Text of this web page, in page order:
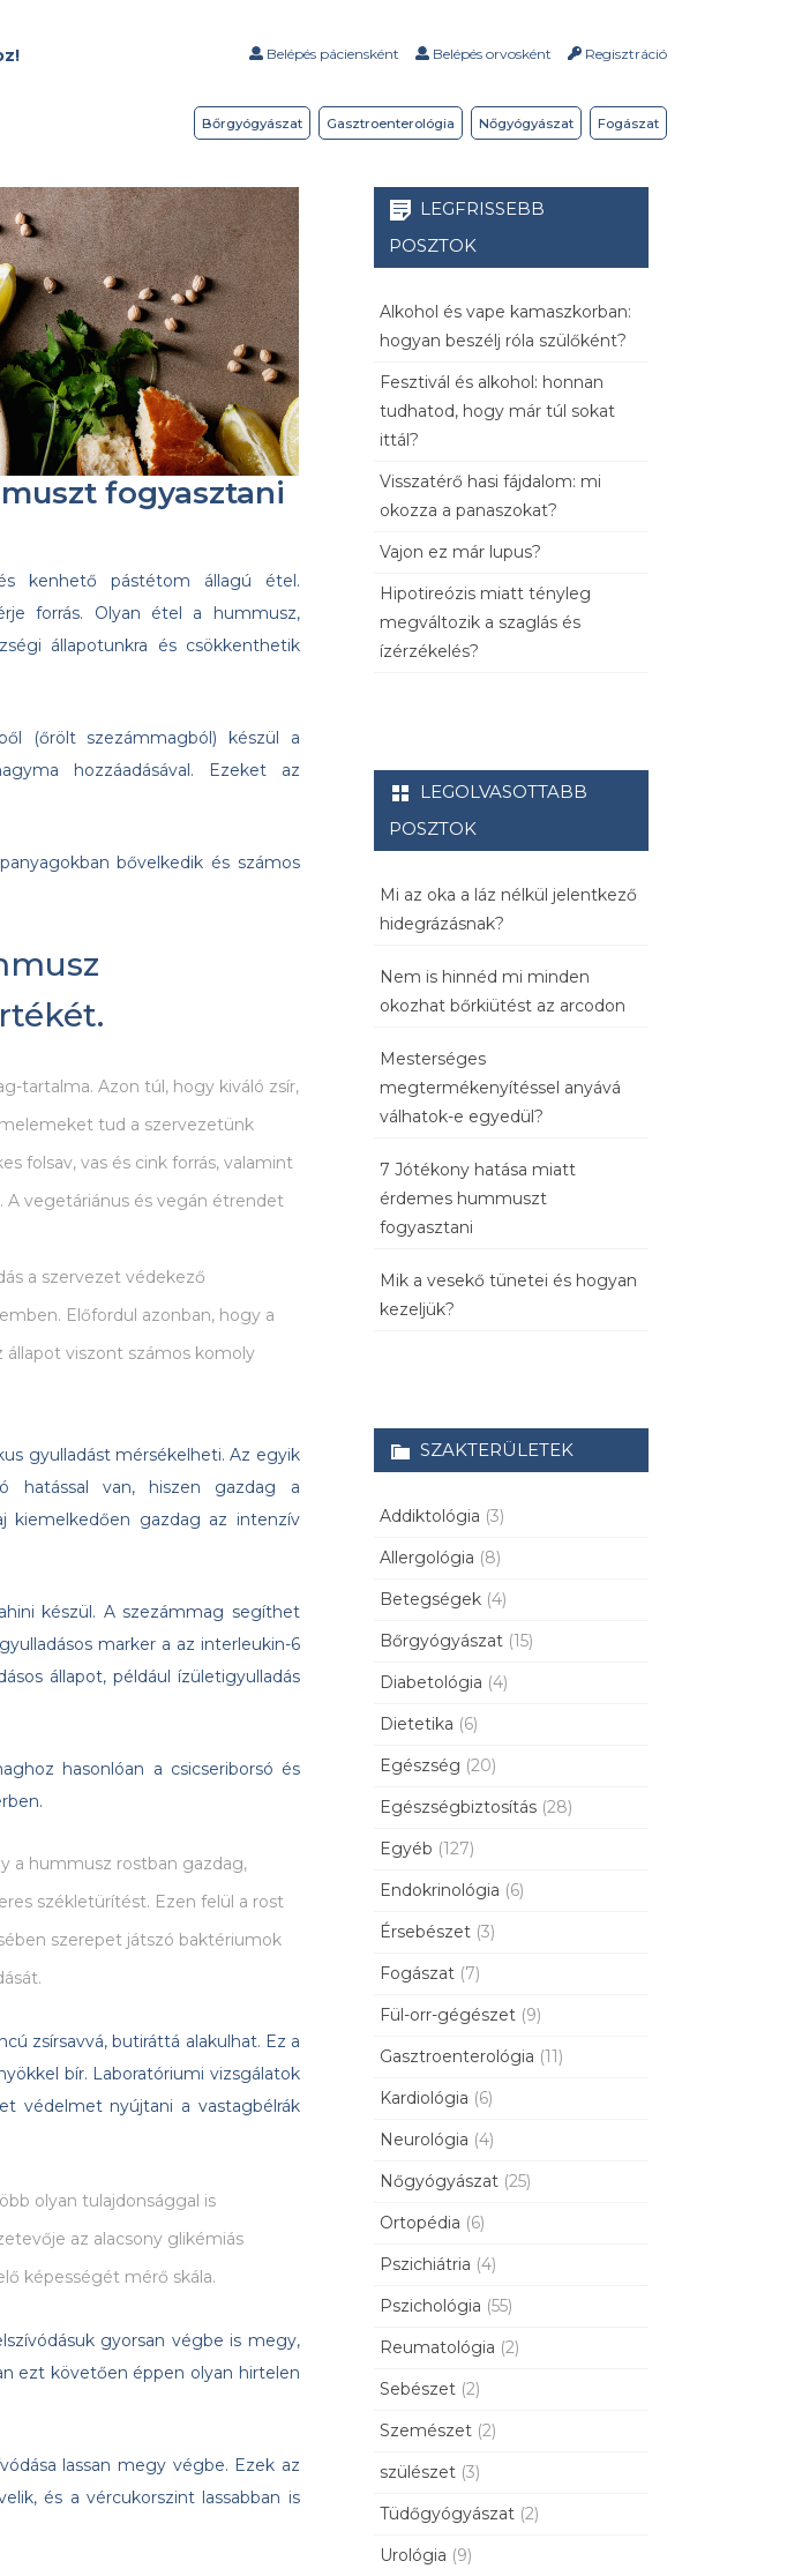
Belépés páciensként Belépés orvosként Regisztráció
Fogászat
Nőgyógyászat
Gasztroenterológia
Bőrgyógyászat
fogyasztani
kenhető pástétom állagú étel.
forrás. Olyan étel a hummusz,
állapotunkra és csökkenthetik
(őrölt szezámmagból) készül a
hozzáadásával. Ezeket az
bővelkedik és számos
tartalma. Azon túl, hogy kiváló zsír,
tud a szervezetünk
folsav, vas és cink forrás, valamint
vegetáriánus és vegán étrendet
a szervezet védekező
Előfordul azonban, hogy a
állapot viszont számos komoly
gyulladást mérsékelheti. Az egyik
hatással van, hiszen gazdag a
kiemelkedően gazdag az intenzív
készül. A szezámmag segíthet
marker a az interleukin-6
állapot, például ízületigyulladás
hasonlóan a csicseriborsó és
a hummusz rostban gazdag,
székletürítést. Ezen felül a rost
szerepet játszó baktériumok
zsírsavvá, butiráttá alakulhat. Ez a
bír. Laboratóriumi vizsgálatok
védelmet nyújtani a vastagbélrák
olyan tulajdonsággal is
az alacsony glikémiás
képességét mérő skála.
gyorsan végbe is megy,
ezt követően éppen olyan hirtelen
lassan megy végbe. Ezek az
és a vércukorszint lassabban is
LEGFRISSEBB
POSZTOK
Alkohol és vape kamaszkorban:
hogyan beszélj róla szülőként?
Fesztivál és alkohol: honnan
tudhatod, hogy már túl sokat
ittál?
Visszatérő hasi fájdalom: mi
okozza a panaszokat?
Vajon ez már lupus?
Hipotireózis miatt tényleg
megváltozik a szaglás és
ízérzékelés?
LEGOLVASOTTABB
POSZTOK
Mi az oka a láz nélkül jelentkező
hidegrázásnak?
Nem is hinnéd mi minden
okozhat bőrkiütést az arcodon
Mesterséges
megtermékenyítéssel anyává
válhatok-e egyedül?
7 Jótékony hatása miatt
érdemes hummuszt
fogyasztani
Mik a vesekő tünetei és hogyan
kezeljük?
SZAKTERÜLETEK
Addiktológia (3)
Allergológia (8)
Betegségek (4)
Bőrgyógyászat (15)
Diabetológia (4)
Dietetika (6)
Egészség (20)
Egészségbiztosítás (28)
Egyéb (127)
Endokrinológia (6)
Érsebészet (3)
Fogászat (7)
Fül-orr-gégészet (9)
Gasztroenterológia (11)
Kardiológia (6)
Neurológia (4)
Nőgyógyászat (25)
Ortopédia (6)
Pszichiátria (4)
Pszichológia (55)
Reumatológia (2)
Sebészet (2)
Szemészet (2)
szülészet (3)
Tüdőgyógyászat (2)
Urológia (9)